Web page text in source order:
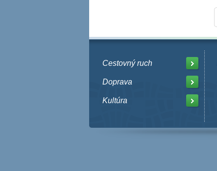
Cestovný ruch
Doprava
Kultúra